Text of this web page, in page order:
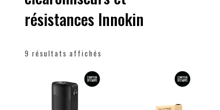
résistances Innokin
9 résultats affichés